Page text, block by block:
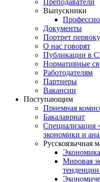
Преподаватели
Выпускники
Документы
Портрет
О нас говорят
Публикации в
Нормативные
Работодателям
Партнеры
Вакансии
Поступающим
Приемная
Бакалавриат
Специализация
экономики и
Русскоязычная
Мировая
тенденции